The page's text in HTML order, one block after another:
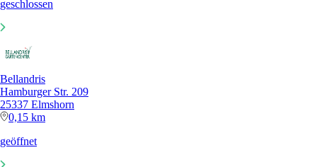
geschlossen
Bellandris
Hamburger Str. 209
25337 Elmshorn
0,15 km
geöffnet